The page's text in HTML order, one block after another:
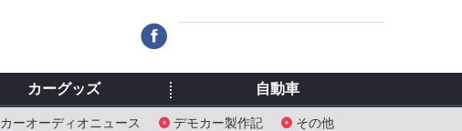
カーオーディオニュース デモカー製作記 その他
カーグッズ 自動車